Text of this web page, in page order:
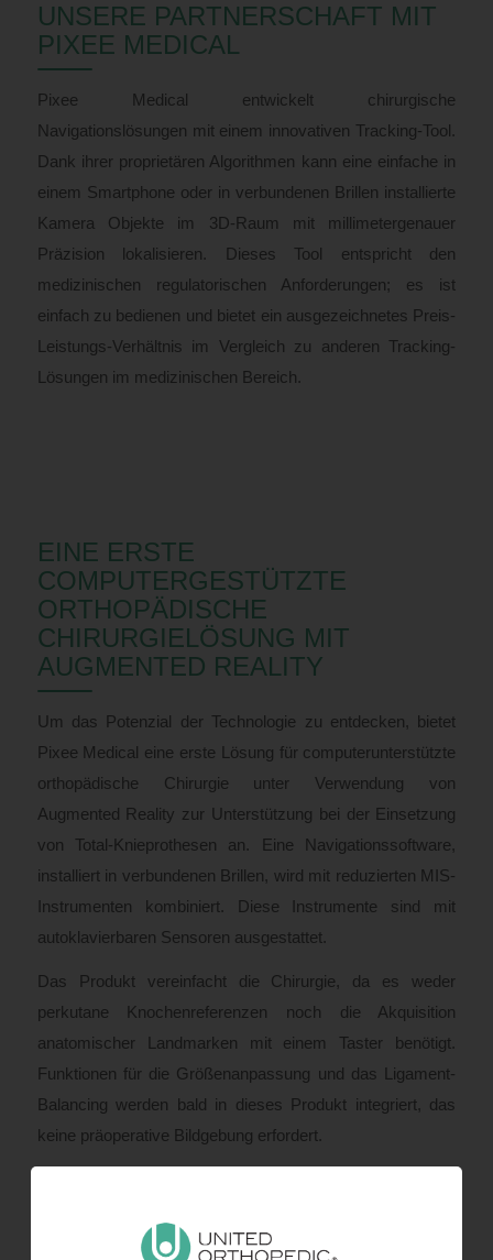
UNSERE PARTNERSCHAFT MIT
PIXEE MEDICAL
Pixee Medical entwickelt chirurgische
Navigationslösungen mit einem innovativen Tracking-Tool.
Dank ihrer proprietären Algorithmen kann eine einfache in
einem Smartphone oder in verbundenen Brillen installierte
Kamera Objekte im 3D-Raum mit millimetergenauer
Präzision lokalisieren. Dieses Tool entspricht den
medizinischen regulatorischen Anforderungen; es ist
einfach zu bedienen und bietet ein ausgezeichnetes Preis-
Leistungs-Verhältnis im Vergleich zu anderen Tracking-
Lösungen im medizinischen Bereich.
EINE ERSTE
COMPUTERGESTÜTZTE
ORTHOPÄDISCHE
CHIRURGIELÖSUNG MIT
AUGMENTED REALITY
Um das Potenzial der Technologie zu entdecken, bietet
Pixee Medical eine erste Lösung für computerunterstützte
orthopädische Chirurgie unter Verwendung von
Augmented Reality zur Unterstützung bei der Einsetzung
von Total-Knieprothesen an. Eine Navigationssoftware,
installiert in verbundenen Brillen, wird mit reduzierten MIS-
Instrumenten kombiniert. Diese Instrumente sind mit
autoklavierbaren Sensoren ausgestattet.
Das Produkt vereinfacht die Chirurgie, da es weder
perkutane Knochenreferenzen noch die Akquisition
anatomischer Landmarken mit einem Taster benötigt.
Funktionen für die Größenanpassung und das Ligament-
Balancing werden bald in dieses Produkt integriert, das
keine präoperative Bildgebung erfordert.